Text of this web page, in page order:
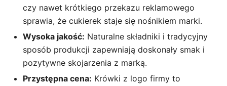
czy nawet krótkiego przekazu reklamowego
sprawia, że cukierek staje się nośnikiem marki.
Wysoka jakość: Naturalne składniki i tradycyjny
sposób produkcji zapewniają doskonały smak i
pozytywne skojarzenia z marką.
Przystępna cena: Krówki z logo firmy to